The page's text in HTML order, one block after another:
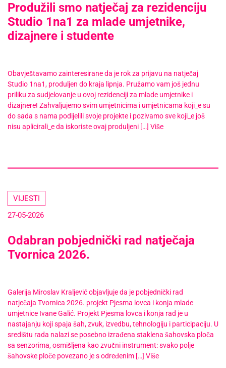
Produžili smo natječaj za rezidenciju
Studio 1na1 za mlade umjetnike,
dizajnere i studente
Obavještavamo zainteresirane da je rok za prijavu na natječaj
Studio 1na1, produljen do kraja lipnja. Pružamo vam još jednu
priliku za sudjelovanje u ovoj rezidenciji za mlade umjetnike i
dizajnere! Zahvaljujemo svim umjetnicima i umjetnicama koji_e su
do sada s nama podijelili svoje projekte i pozivamo sve koji_e još
nisu aplicirali_e da iskoriste ovaj produljeni […] Više
VIJESTI
27-05-2026
Odabran pobjednički rad natječaja
Tvornica 2026.
Galerija Miroslav Kraljević objavljuje da je pobjednički rad
natječaja Tvornica 2026. projekt Pjesma lovca i konja mlade
umjetnice Ivane Galić. Projekt Pjesma lovca i konja rad je u
nastajanju koji spaja šah, zvuk, izvedbu, tehnologiju i participaciju. U
središtu rada nalazi se posebno izrađena staklena šahovska ploča
sa senzorima, osmišljena kao zvučni instrument: svako polje
šahovske ploče povezano je s određenim […] Više